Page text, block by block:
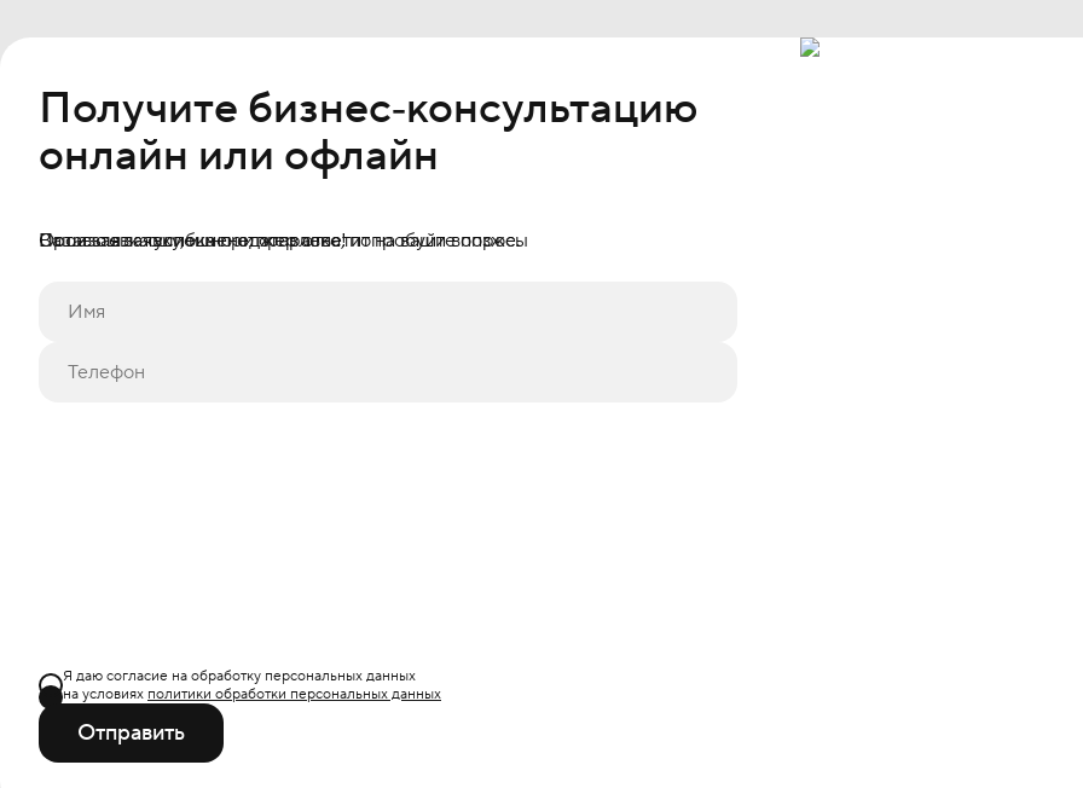
Получите бизнес‐консультацию
онлайн или офлайн
Оставьте заявку, и менеджер ответит на ваши вопросы
Я даю согласие на обработку персональных данных
на условиях политики обработки персональных данных
Отправить
Ваша заявка успешно отправлена!
Произошла ошибка при отправке, попробуйте позже.